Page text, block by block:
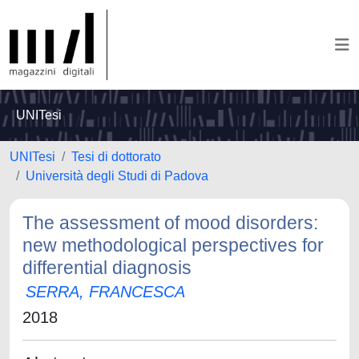
UNITesi
UNITesi
Tesi di dottorato
Università degli Studi di Padova
The assessment of mood disorders:
new methodological perspectives for
differential diagnosis
SERRA, FRANCESCA
2018